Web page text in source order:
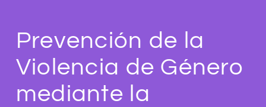
Prevención de la
Violencia de Género
mediante la